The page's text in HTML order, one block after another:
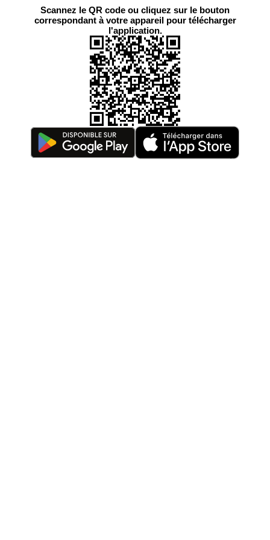
Scannez le QR code ou cliquez sur le bouton
correspondant à votre appareil pour télécharger
l'application.